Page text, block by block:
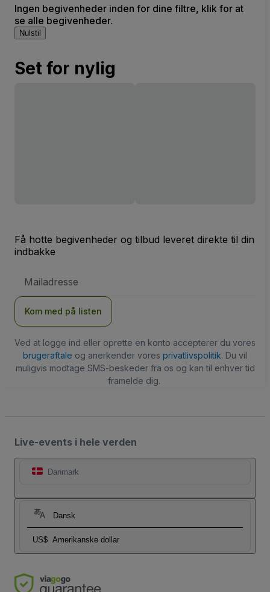
Ingen begivenheder inden for dine filtre, klik for at
se alle begivenheder.
Nulstil
Set for nylig
Få hotte begivenheder og tilbud leveret direkte til din
indbakke
adresse
Kom med på listen
Ved at logge ind eller oprette en konto accepterer du vores
brugeraftale og anerkender vores privatlivspolitik. Du vil
muligvis modtage SMS-beskeder fra os og kan til enhver tid
framelde dig.
Live-events i hele verden
Danmark
Dansk
US$ Amerikanske dollar